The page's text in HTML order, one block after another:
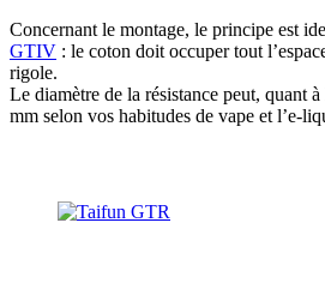
Concernant le montage, le principe est
GTIV : le coton doit occuper tout
rigole.
Le diamètre de la résistance peut, quant
mm selon vos habitudes de vape et l’e-